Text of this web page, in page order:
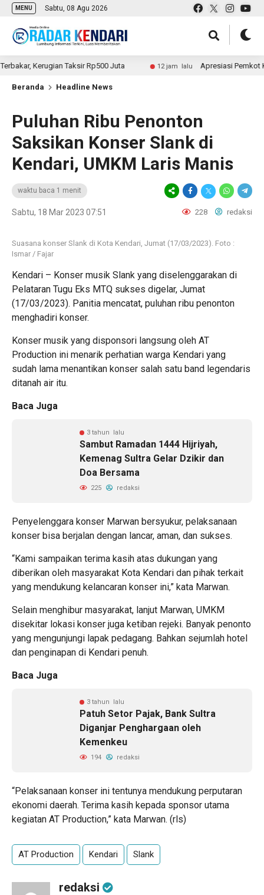
MENU Sabtu, 08 Agu 2026
Kerugian Taksir Rp500 Juta 12 jam lalu Apresiasi Pemkot
Beranda Headline News
Puluhan Ribu Penonton
Saksikan Konser Slank di
Kendari, UMKM Laris Manis
waktu baca 1 menit
Sabtu, 18 Mar 2023 07:51 228 redaksi
Suasana konser Slank di Kota Kendari, Jumat (17/03/2023). Foto :
Ismar / Fajar
Kendari – Konser musik Slank yang diselenggarakan di
Pelataran Tugu Eks MTQ sukses digelar, Jumat
(17/03/2023). Panitia mencatat, puluhan ribu penonton
menghadiri konser.
Konser musik yang disponsori langsung oleh AT
Production ini menarik perhatian warga Kendari yang
sudah lama menantikan konser salah satu band legendaris
ditanah air itu.
Baca Juga
3 tahun lalu
Sambut Ramadan 1444 Hijriyah,
Kemenag Sultra Gelar Dzikir dan
Doa Bersama
225 redaksi
Penyelenggara konser Marwan bersyukur, pelaksanaan
konser bisa berjalan dengan lancar, aman, dan sukses.
“Kami sampaikan terima kasih atas dukungan yang
diberikan oleh masyarakat Kota Kendari dan pihak terkait
yang mendukung kelancaran konser ini,” kata Marwan.
Selain menghibur masyarakat, lanjut Marwan, UMKM
disekitar lokasi konser juga ketiban rejeki. Banyak penonto
yang mengunjungi lapak pedagang. Bahkan sejumlah hotel
dan penginapan di Kendari penuh.
Baca Juga
3 tahun lalu
Patuh Setor Pajak, Bank Sultra
Diganjar Penghargaan oleh
Kemenkeu
194 redaksi
“Pelaksanaan konser ini tentunya mendukung perputaran
ekonomi daerah. Terima kasih kepada sponsor utama
kegiatan AT Production,” kata Marwan. (rls)
AT Production Kendari Slank
redaksi